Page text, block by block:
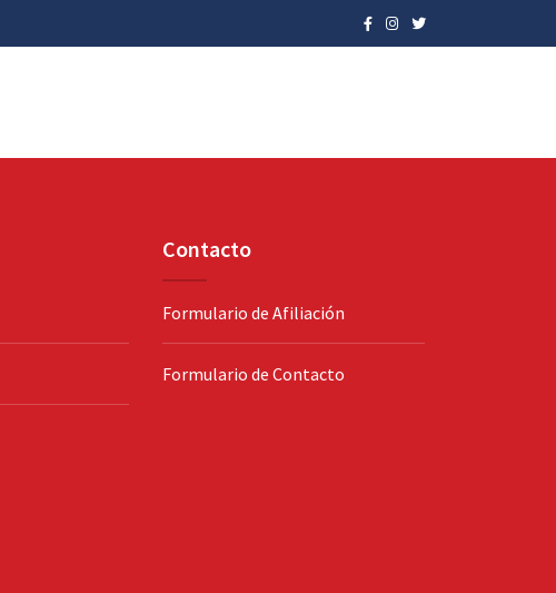
Contacto
Formulario de Afiliación
Formulario de Contacto